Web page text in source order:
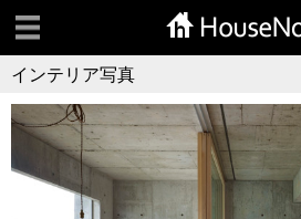
インテリア写真